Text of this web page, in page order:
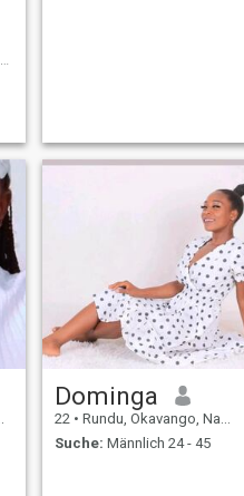
Dominga
22 • Rundu, Okavango, Namibia
Suche: Männlich 24 - 45